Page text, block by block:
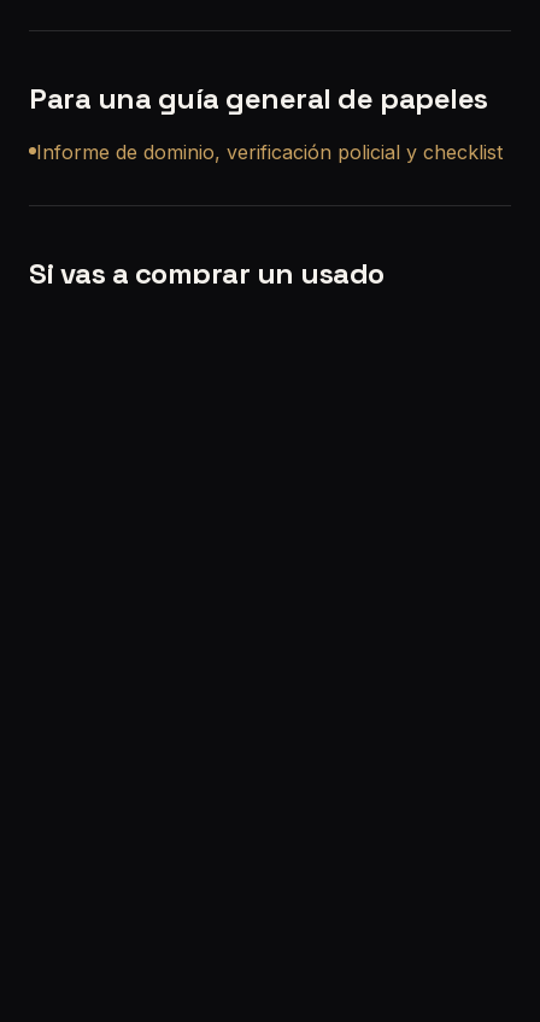
Para una guía general de papeles
Informe de dominio, verificación policial y checklist
Si vas a comprar un usado